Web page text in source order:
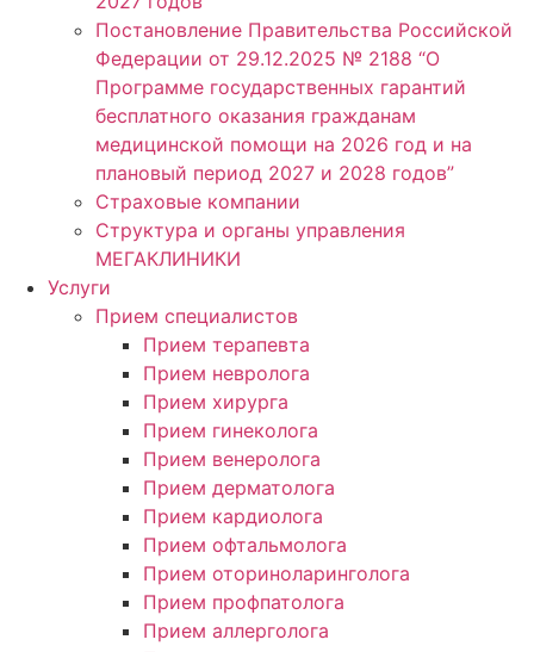
Постановление Правительства Российской
Федерации от 29.12.2025 № 2188 “О
Программе государственных гарантий
бесплатного оказания гражданам
медицинской помощи на 2026 год и на
плановый период 2027 и 2028 годов”
Страховые компании
Структура и органы управления
МЕГАКЛИНИКИ
Услуги
Прием специалистов
Прием терапевта
Прием невролога
Прием хирурга
Прием гинеколога
Прием венеролога
Прием дерматолога
Прием кардиолога
Прием офтальмолога
Прием оториноларинголога
Прием профпатолога
Прием аллерголога